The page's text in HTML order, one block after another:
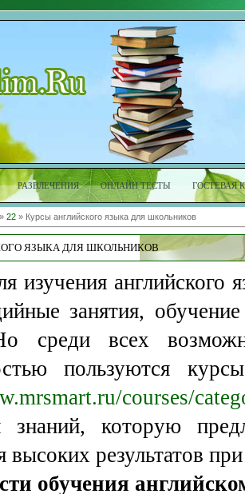
РАЗВЛЕЧЕНИЯ ОНЛАЙН ТЕСТЫ ГОСТЕВАЯ
» 22 » Курсы английского языка для школьников
ЯЗЫКА ДЛЯ ШКОЛЬНИКОВ
изучения
занятия,
среди всех
пользуются
courses/
знаний, которую
высоких результатов
обучения